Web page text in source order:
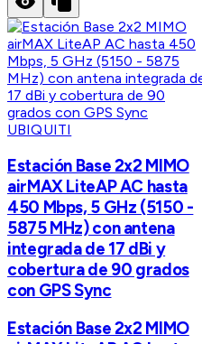
UBIQUITI
Estación Base 2x2 MIMO
airMAX LiteAP AC hasta
450 Mbps, 5 GHz (5150 -
5875 MHz) con antena
integrada de 17 dBi y
cobertura de 90 grados
con GPS Sync
Estación Base 2x2 MIMO